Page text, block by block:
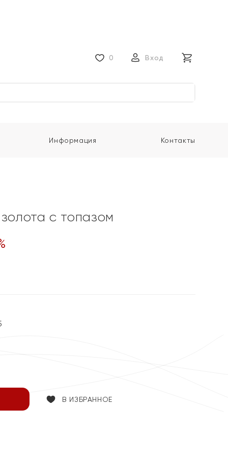
0 Вход
Информация Контакты
с топазом
В ИЗБРАННОЕ